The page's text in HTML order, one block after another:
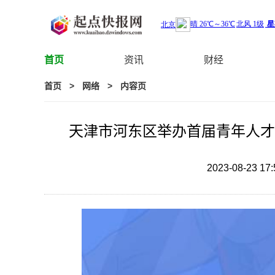
首页 资讯 财经
首页 > 网络 > 内容页
天津市河东区举办首届青年人
2023-08-23